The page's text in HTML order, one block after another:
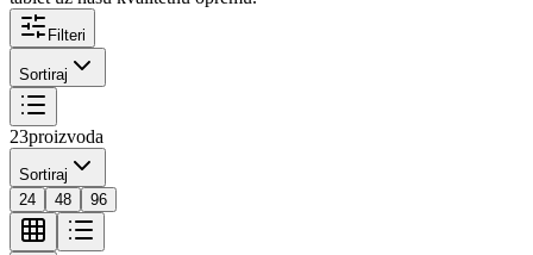
Filteri
Sortiraj
23proizvoda
Sortiraj
24
48 96